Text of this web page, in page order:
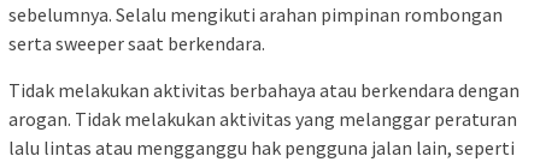
sebelumnya. Selalu mengikuti arahan pimpinan rombongan
serta sweeper saat berkendara.
Tidak melakukan aktivitas berbahaya atau berkendara dengan
arogan. Tidak melakukan aktivitas yang melanggar peraturan
lalu lintas atau mengganggu hak pengguna jalan lain, seperti